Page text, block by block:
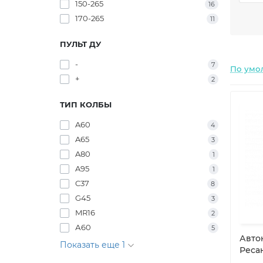
150-265 16
170-265 11
ПУЛЬТ ДУ
- 7
+ 2
ТИП КОЛБЫ
A60 4
A65 3
A80 1
A95 1
C37 8
G45 3
MR16 2
А60 5
Показать еще 1
-
По